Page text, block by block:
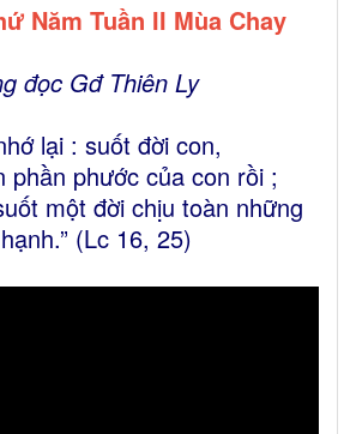
Năm Tuần II Mùa Chay
đọc Gđ Thiên Ly
lại : suốt đời con,
phần phước của con rồi ;
một đời chịu toàn những
(Lc 16, 25)